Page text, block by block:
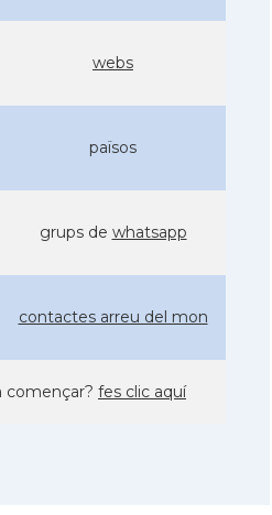
webs
països
grups de whatsapp
contactes arreu del mon
començar? fes clic aquí